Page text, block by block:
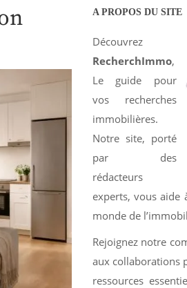
A PROPOS DU SITE
Découvrez
RecherchImmo,
Le guide pour
vos recherches
immobilières.
Notre site, porté
par des
rédacteurs
experts, vous aide
monde de
Rejoignez notre
aux collaborations
ressources